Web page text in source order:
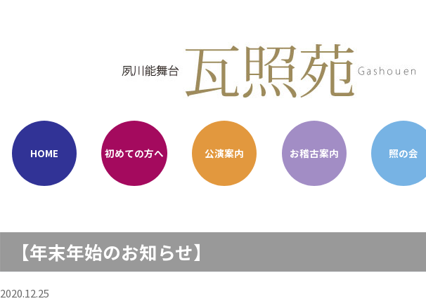
HOME 初めての方へ 公演案内 お稽古案内 照の会
【年末年始のお知らせ】
2020.12.25